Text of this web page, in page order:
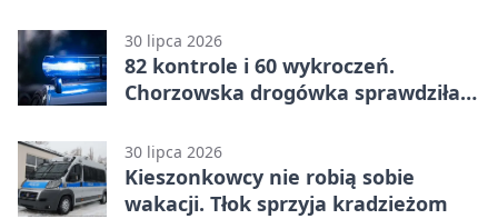
30 lipca 2026
82 kontrole i 60 wykroczeń.
Chorzowska drogówka sprawdziła
30 lipca 2026
Kieszonkowcy nie robią sobie
wakacji. Tłok sprzyja kradzieżom